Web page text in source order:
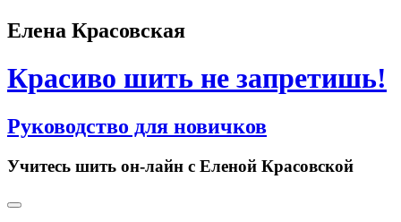
Елена Красовская
Красиво шить не запретишь!
Руководство для новичков
Учитесь шить он-лайн с Еленой Красовской
Primary